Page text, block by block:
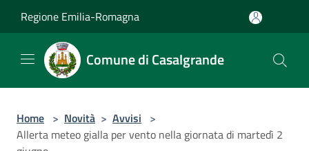
Regione Emilia-Romagna
Comune di Casalgrande
Home > Novità > Avvisi >
Allerta meteo gialla per vento nella giornata di martedì 2